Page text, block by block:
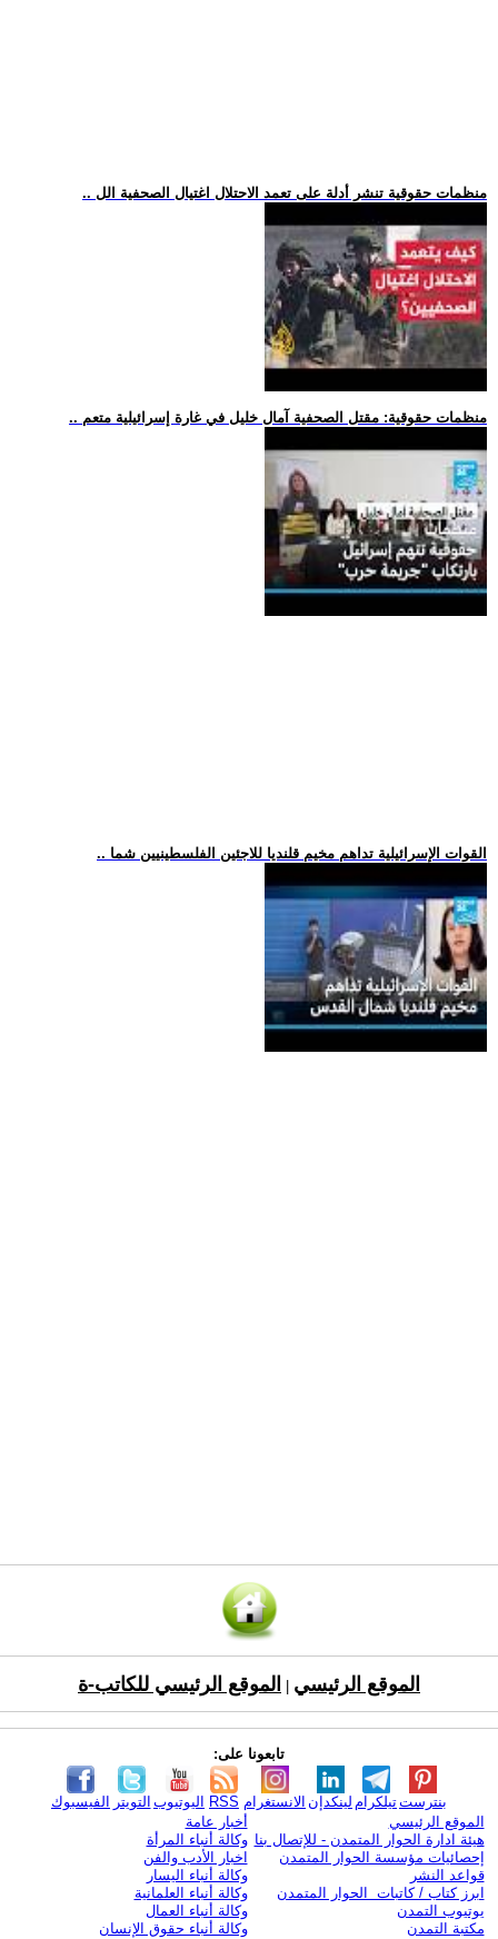
.. منظمات حقوقية تنشر أدلة على تعمد الاحتلال اغتيال الصحفية الل
.. منظمات حقوقية: مقتل الصحفية آمال خليل في غارة إسرائيلية متعم
.. القوات الإسرائيلية تداهم مخيم قلنديا للاجئين الفلسطينيين شما
الموقع الرئيسي الموقع الرئيسي للكاتب-ة
تابعونا على:
الفيسبوك التويتر اليوتيوب RSS الانستغرام لينكدإن تيلكرامبنترست
الموقع الرئيسي
هيئة ادارة الحوار المتمدن - للإتصال بنا
إحصائيات مؤسسة الحوار المتمدن
قواعد النشر
ابرز كتاب / كاتبات الحوار المتمدن
يوتيوب التمدن
مكتبة التمدن
أخبار عامة
وكالة أنباء المرأة
اخبار الأدب والفن
وكالة أنباء اليسار
وكالة أنباء العلمانية
وكالة أنباء العمال
وكالة أنباء حقوق الإنسان